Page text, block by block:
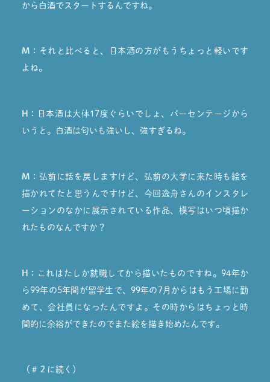
から白酒でスタートするんですね。
M： それと比べると、日本酒の方がもうちょっと軽いです
よね。
H：
日本酒は大体17度ぐらいでしょ、パーセンテージから
いうと。白酒は匂いも強いし、強すぎるね。
M： 弘前に話を戻しますけど、弘前の大学に来た時も絵を
描かれてたと思うんですけど、今回逸舟さんのインスタレ
ーションのなかに展示されている作品、模写はいつ頃描か
れたものなんですか？
H：
これはたしか就職してから描いたものですね。94年か
ら99年の5年間が留学生で、99年の7月からはもう工場に勤
めて、会社員になったんですよ。その時からはちょっと時
間的に余裕ができたのでまた絵を描き始めたんです。
（＃２に続く）